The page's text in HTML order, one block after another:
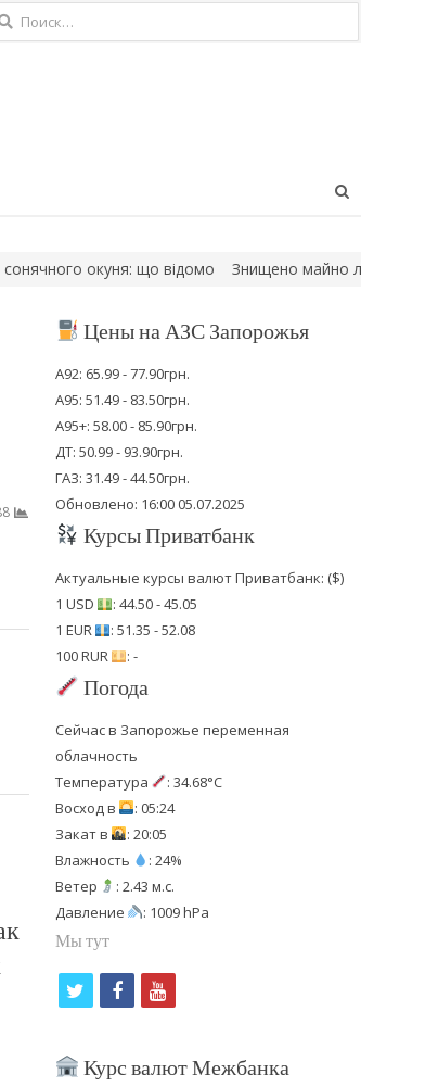
окуня: що відомо Знищено майно людей: наслідки
Цены на АЗС Запорожья
А92: 65.99 - 77.90грн.
А95: 51.49 - 83.50грн.
А95+: 58.00 - 85.90грн.
ДТ: 50.99 - 93.90грн.
ГАЗ: 31.49 - 44.50грн.
Обновлено: 16:00 05.07.2025
Курсы Приватбанк
Актуальные курсы валют Приватбанк: ($)
1 USD
: 44.50 - 45.05
1 EUR
: 51.35 - 52.08
100 RUR
: -
Погода
Сейчас в Запорожье переменная
облачность
Температура
: 34.68°C
Восход в
: 05:24
Закат в
: 20:05
Влажность
: 24%
Ветер
: 2.43 м.с.
Давление
: 1009 hPa
Мы тут
i
f
c
y
u
Курс валют Межбанка